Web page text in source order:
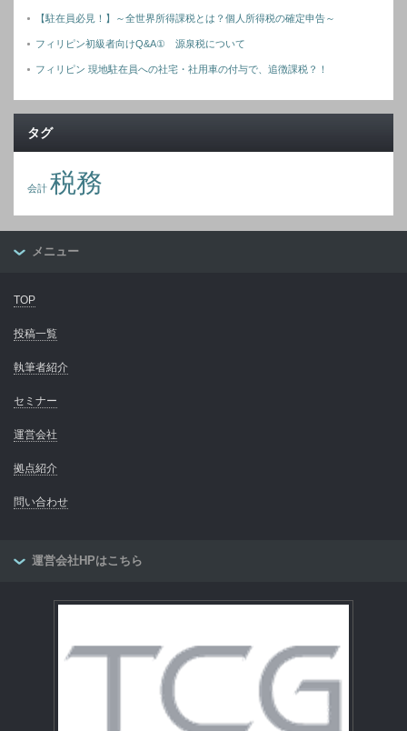
【駐在員必見！】～全世界所得課税とは？個人所得税の確定申告～
フィリピン初級者向けQ&A① 源泉税について
フィリピン 現地駐在員への社宅・社用車の付与で、追徴課税？！
タグ
会計 税務
メニュー
TOP
投稿一覧
執筆者紹介
セミナー
運営会社
拠点紹介
問い合わせ
運営会社HPはこちら